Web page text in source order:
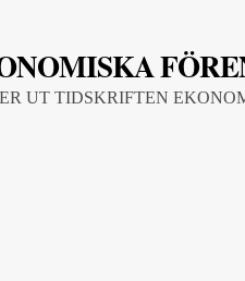
UT TIDSKRIFTEN